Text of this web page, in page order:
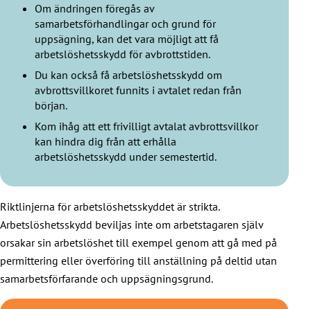
Om ändringen föregås av
samarbetsförhandlingar och grund för
uppsägning, kan det vara möjligt att få
arbetslöshetsskydd för avbrottstiden.
Du kan också få arbetslöshetsskydd om
avbrottsvillkoret funnits i avtalet redan från
början.
Kom ihåg att ett frivilligt avtalat avbrottsvillkor
kan hindra dig från att erhålla
arbetslöshetsskydd under semestertid.
Riktlinjerna för arbetslöshetsskyddet är strikta.
Arbetslöshetsskydd beviljas inte om arbetstagaren själv
orsakar sin arbetslöshet till exempel genom att gå med på
permittering eller överföring till anställning på deltid utan
samarbetsförfarande och uppsägningsgrund.